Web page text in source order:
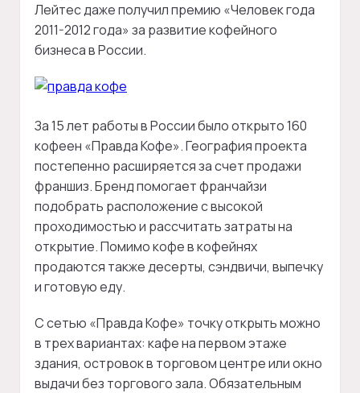
Лейтес даже получил премию «Человек года
2011-2012 года» за развитие кофейного
бизнеса в России.
За 15 лет работы в России было открыто 160
кофеен «Правда Кофе». География проекта
постепенно расширяется за счет продажи
франшиз. Бренд помогает франчайзи
подобрать расположение с высокой
проходимостью и рассчитать затраты на
открытие. Помимо кофе в кофейнях
продаются также десерты, сэндвичи, выпечку
и готовую еду.
С сетью «Правда Кофе» точку открыть можно
в трех вариантах: кафе на первом этаже
здания, островок в торговом центре или окно
выдачи без торгового зала. Обязательным